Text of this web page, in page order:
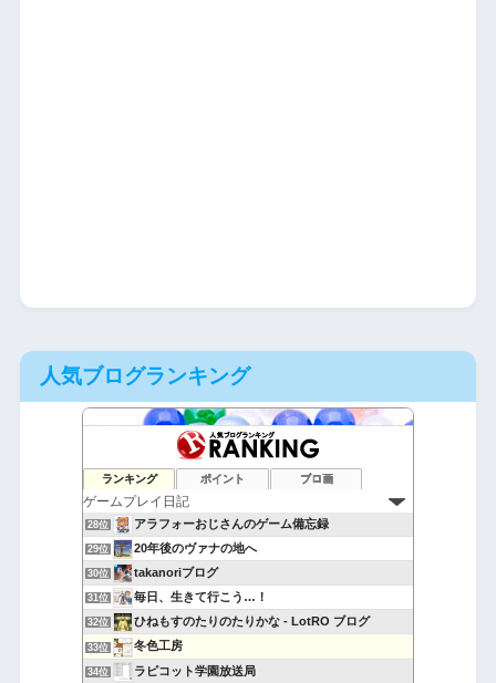
人気ブログランキング
ランキング ポイント ブロ画
26位 萎えと飽きの狭間で
27位 つれづれヴェニモニカ
28位 アラフォーおじさんのゲーム備忘録
29位 20年後のヴァナの地へ
30位 takanoriブログ
31位 毎日、生きて行こう…！
32位 ひねもすのたりのたりかな - LotRO ブログ
33位 冬色工房
34位 ラピコット学園放送局